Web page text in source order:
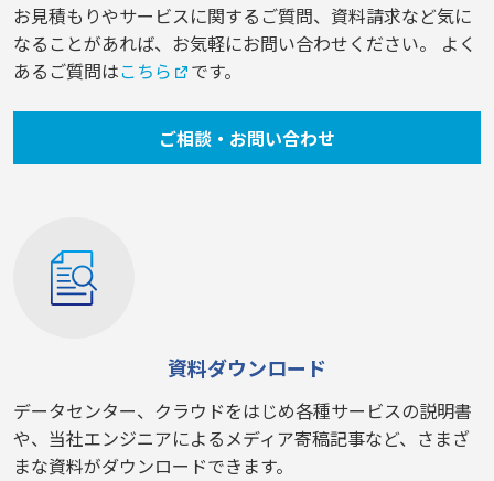
お見積もりやサービスに関するご質問、資料請求など気に
なることがあれば、お気軽にお問い合わせください。 よく
あるご質問はこちら です。
ご相談・お問い合わせ
資料ダウンロード
データセンター、クラウドをはじめ各種サービスの説明書
や、当社エンジニアによるメディア寄稿記事など、さまざ
まな資料がダウンロードできます。